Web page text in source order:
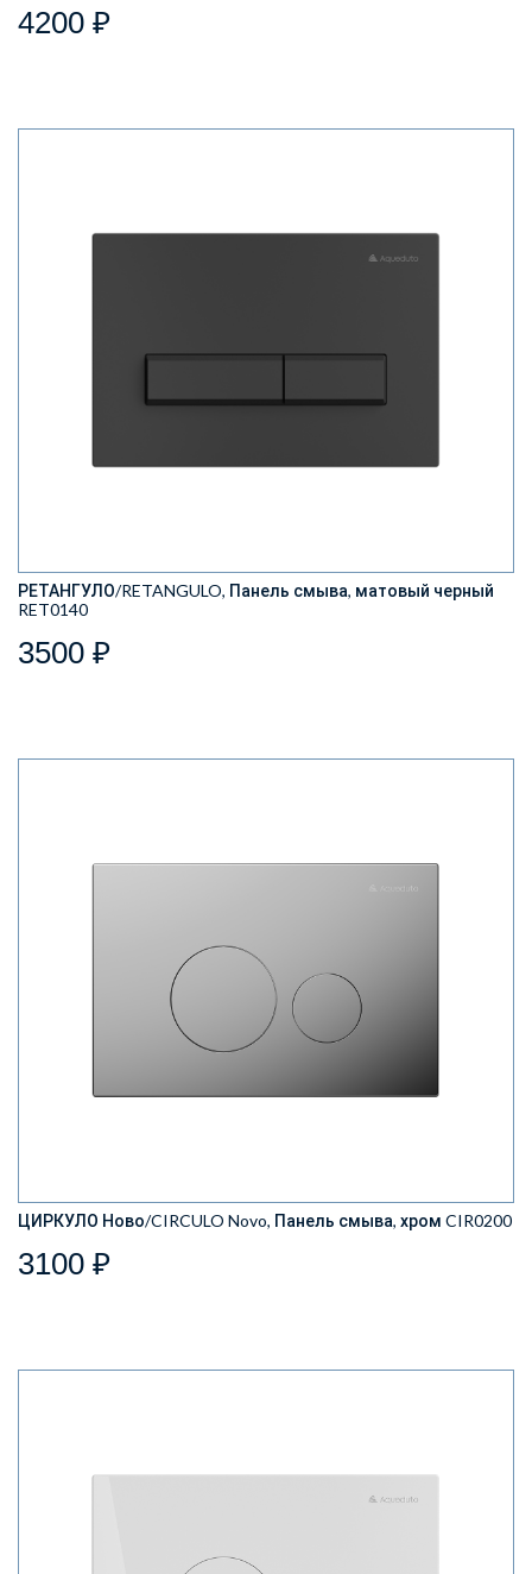
4200 ₽
РЕТАНГУЛО/RETANGULO, Панель смыва, матовый черный
RET0140
3500 ₽
ЦИРКУЛО Ново/CIRCULO Novo, Панель смыва, хром CIR0200
3100 ₽